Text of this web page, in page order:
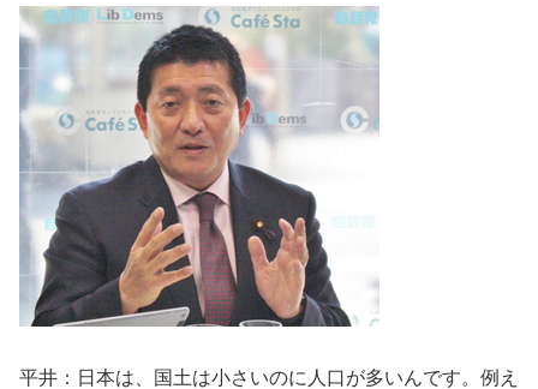
平井：日本は、国土は小さいのに人口が多いんです。例え